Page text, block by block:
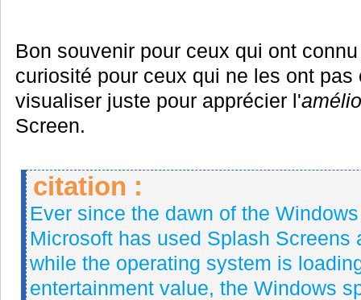
Bon souvenir pour ceux qui ont
curiosité pour ceux qui ne les ont
visualiser juste pour apprécier l'
Screen.
citation :
Ever since the dawn of the
Microsoft has used Splash
while the operating system is
entertainment value, the Windows